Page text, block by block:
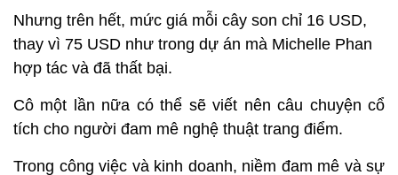
Nhưng trên hết, mức giá mỗi cây son chỉ 16 USD,
thay vì 75 USD như trong dự án mà Michelle Phan
hợp tác và đã thất bại.
Cô một lần nữa có thể sẽ viết nên câu chuyện cổ
tích cho người đam mê nghệ thuật trang điểm.
Trong công việc và kinh doanh, niềm đam mê và sự